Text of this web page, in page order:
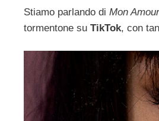
Stiamo parlando di Mon Amour
tormentone su TikTok, con